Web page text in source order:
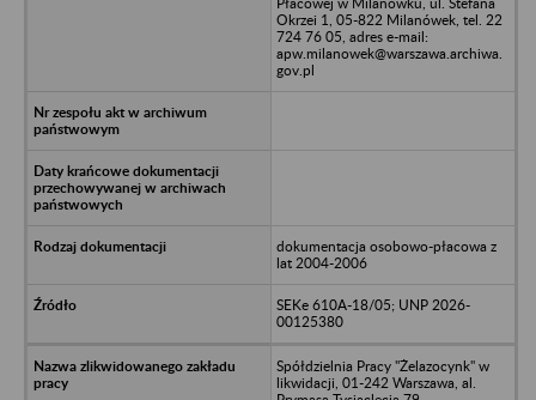
Okrzei 1, 05-822 Milanówek, tel. 22
724 76 05, adres e-mail:
apw.milanowek@warszawa.archiwa.
gov.pl
dokumentacja osobowo-płacowa z
lat 2004-2006
SEKe 610A-18/05; UNP 2026-
00125380
Spółdzielnia Pracy "Żelazocynk" w
likwidacji, 01-242 Warszawa, al.